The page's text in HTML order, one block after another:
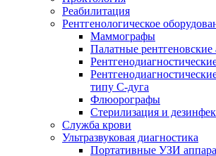
Реабилитация
Рентгенологическое
Маммографы
Палатные рентгеновские
типу С-дуга
Флюорографы
Стерилизация и
Служба крови
Ультразвуковая диагностика
Портативные УЗИ